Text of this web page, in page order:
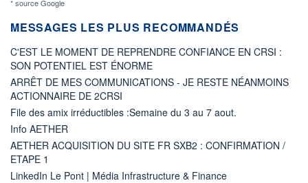
* source Google
MESSAGES LES PLUS RECOMMANDÉS
C'EST LE MOMENT DE REPRENDRE CONFIANCE EN CRSI :
SON POTENTIEL EST ÉNORME
ARRÊT DE MES COMMUNICATIONS - JE RESTE NÉANMOINS
ACTIONNAIRE DE 2CRSI
File des amix irréductibles :Semaine du 3 au 7 aout.
Info AETHER
AETHER ACQUISITION DU SITE FR SXB2 : CONFIRMATION /
ETAPE 1
LinkedIn Le Pont | Média Infrastructure & Finance